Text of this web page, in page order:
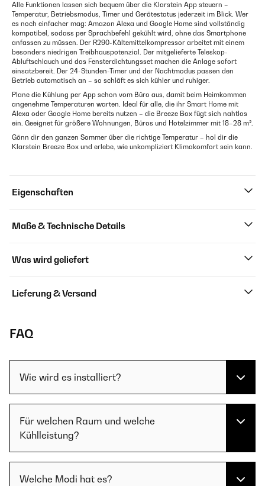
Alle Funktionen lassen sich bequem über die Klarstein App steuern –
Temperatur, Betriebsmodus, Timer und Gerätestatus jederzeit im Blick. Wer
es noch einfacher mag: Amazon Alexa und Google Home sind vollständig
kompatibel, sodass per Sprachbefehl gekühlt wird, ohne das Smartphone
anfassen zu müssen. Der R290-Kältemittelkompressor arbeitet mit einem
besonders niedrigen Treibhauspotenzial. Der mitgelieferte Teleskop-
Abluftschlauch und das Fensterdichtungsset machen die Anlage sofort
einsatzbereit. Der 24-Stunden-Timer und der Nachtmodus passen den
Betrieb automatisch an – so schläft es sich kühler und ruhiger.
Plane die Kühlung per App schon vom Büro aus, damit beim Heimkommen
angenehme Temperaturen warten. Ideal für alle, die ihr Smart Home mit
Alexa oder Google Home bereits nutzen – die Breeze Box fügt sich nahtlos
ein. Geeignet für größere Wohnungen, Büros und Hotelzimmer mit 18–28 m².
Gönn dir den ganzen Sommer über die richtige Temperatur – hol dir die
Klarstein Breeze Box und erlebe, wie unkompliziert Klimakomfort sein kann.
Eigenschaften
Maße & Technische Details
Was wird geliefert
Lieferung & Versand
FAQ
Wie wird es installiert?
Für welchen Raum und welche
Kühlleistung?
Welche Modi hat es?